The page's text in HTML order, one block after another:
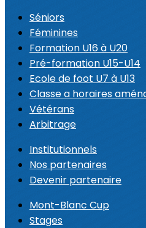
Séniors
Féminines
Formation U16 à U20
Pré-formation U15-U14
Ecole de foot U7 à U13
Classe a horaires
Vétérans
Arbitrage
Institutionnels
Nos partenaires
Devenir partenaire
Mont-Blanc Cup
Stages